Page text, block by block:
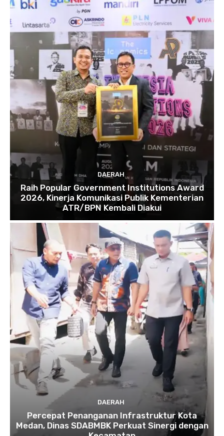
DAERAH
Raih Popular Government Institutions Award
2026, Kinerja Komunikasi Publik Kementerian
ATR/BPN Kembali Diakui
DAERAH
Percepat Penanganan Infrastruktur Kota
Medan, Dinas SDABMBK Perkuat Sinergi dengan